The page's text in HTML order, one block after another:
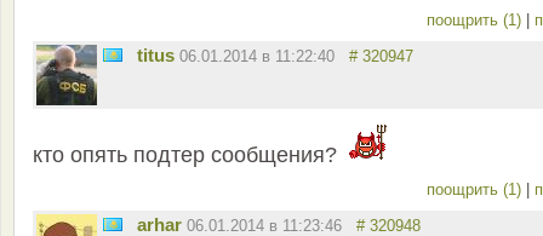
поощрить (1)
titus 06.01.2014 в 11:22:40 # 320947
кто опять подтер сообщения?
поощрить (1)
arhar 06.01.2014 в 11:23:46 # 320948